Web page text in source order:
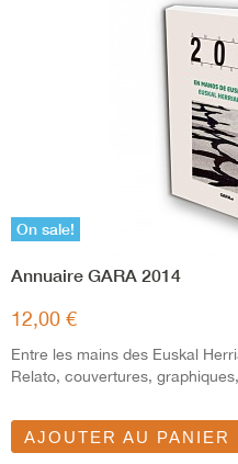
On sale!
Annuaire GARA 2014
12,00 €
Entre les mains des Euskal
Relato, couvertures,
AJOUTER AU PANIER